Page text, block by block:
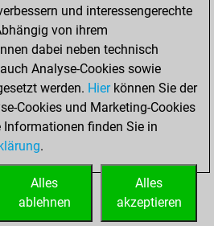
0
0
und interessengerechte
von ihrem
dabei neben technisch
Analyse-Cookies sowie
werden. Hierkönnen Sie der
Cookies und Marketing-Cookies
Informationen finden Sie in
.
Alles
akzeptieren
Alles
ablehnen